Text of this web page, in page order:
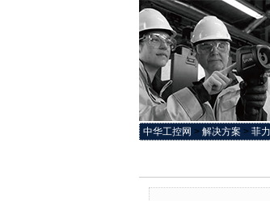
中华工控网 > 解决方案 > 菲